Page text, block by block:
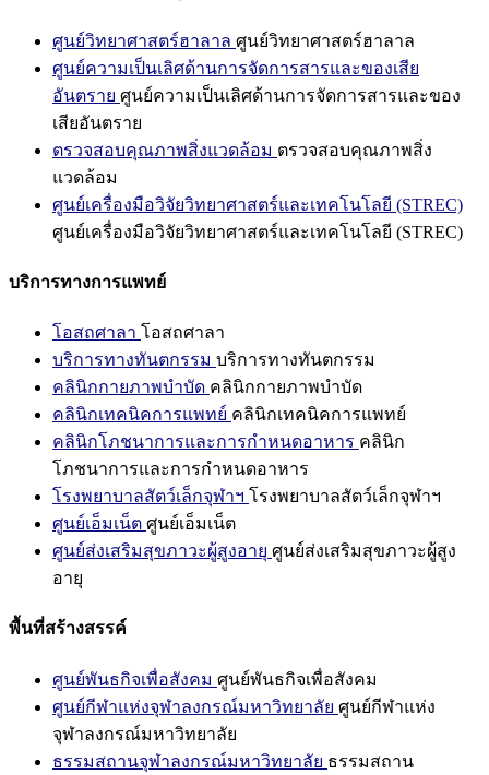
ศูนย์วิทยาศาสตร์ฮาลาล ศูนย์วิทยาศาสตร์ฮาลาล
ศูนย์ความเป็นเลิศด้านการจัดการสารและของเสีย
อันตราย ศูนย์ความเป็นเลิศด้านการจัดการสารและของ
เสียอันตราย
ตรวจสอบคุณภาพสิ่งแวดล้อม ตรวจสอบคุณภาพสิ่ง
แวดล้อม
ศูนย์เครื่องมือวิจัยวิทยาศาสตร์และเทคโนโลยี (STREC)
ศูนย์เครื่องมือวิจัยวิทยาศาสตร์และเทคโนโลยี (STREC)
บริการทางการแพทย์
โอสถศาลา โอสถศาลา
บริการทางทันตกรรม บริการทางทันตกรรม
คลินิกกายภาพบำบัด คลินิกกายภาพบำบัด
คลินิกเทคนิคการแพทย์ คลินิกเทคนิคการแพทย์
คลินิกโภชนาการและการกำหนดอาหาร คลินิก
โภชนาการและการกำหนดอาหาร
โรงพยาบาลสัตว์เล็กจุฬาฯ โรงพยาบาลสัตว์เล็กจุฬาฯ
ศูนย์เอ็มเน็ต ศูนย์เอ็มเน็ต
ศูนย์ส่งเสริมสุขภาวะผู้สูงอายุ ศูนย์ส่งเสริมสุขภาวะผู้สูง
อายุ
พื้นที่สร้างสรรค์
ศูนย์พันธกิจเพื่อสังคม ศูนย์พันธกิจเพื่อสังคม
ศูนย์กีฬาแห่งจุฬาลงกรณ์มหาวิทยาลัย ศูนย์กีฬาแห่ง
จุฬาลงกรณ์มหาวิทยาลัย
ธรรมสถานจุฬาลงกรณ์มหาวิทยาลัย ธรรมสถาน